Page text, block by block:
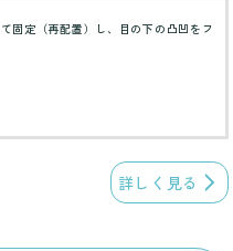
固定（再配置）し、目の下の凸凹をフ
詳しく見る